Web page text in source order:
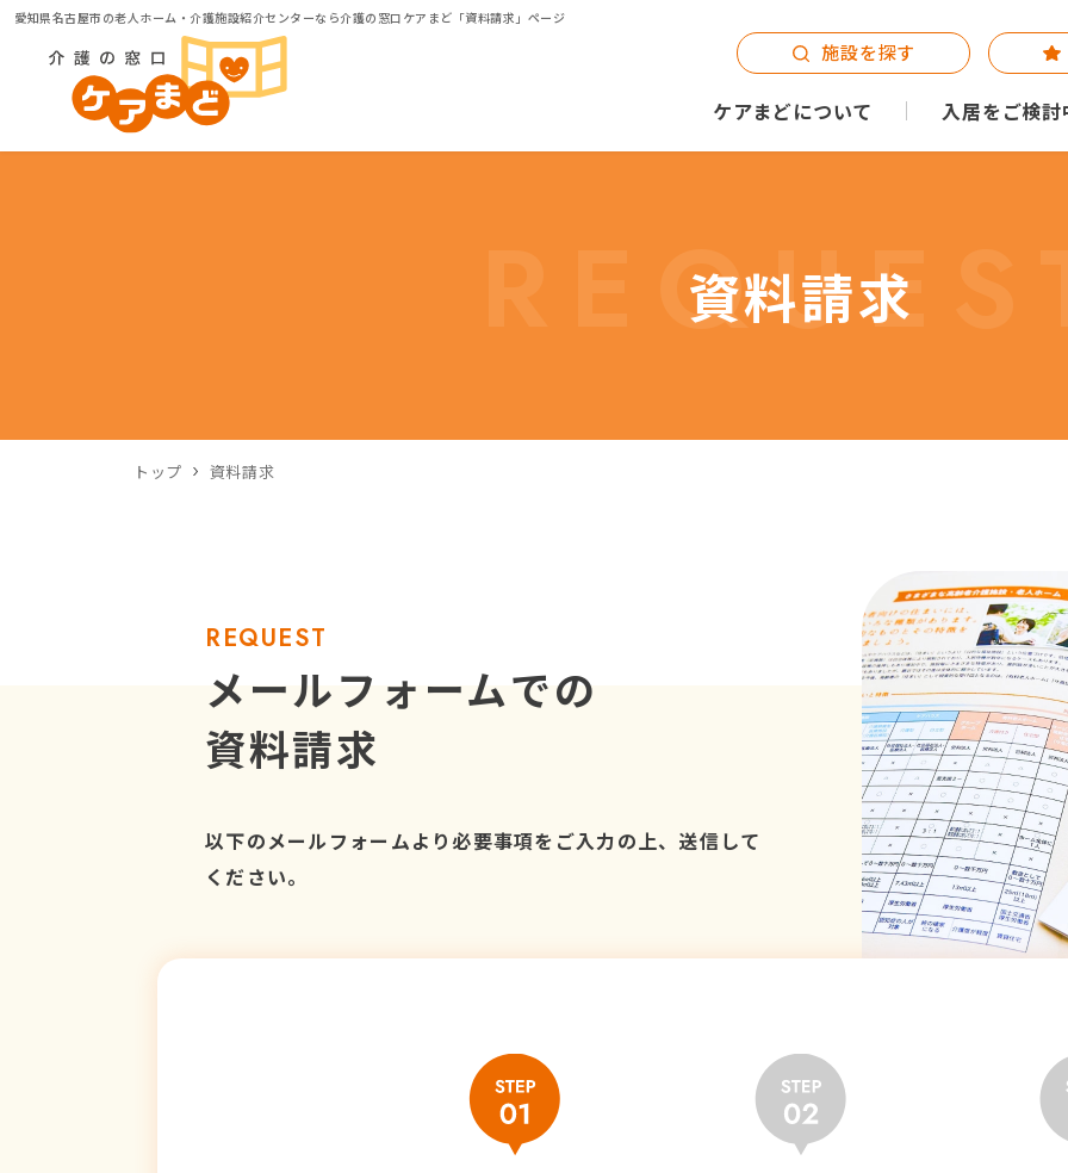
愛知県名古屋市の老人ホーム・介護施設紹介センターなら介護の窓口ケアまど「資料請求」ページ
ケアまどについて 入居をご検
施設を探す
資料請求
トップ 資料請求
REQUEST
メールフォームでの
資料請求
以下のメールフォームより必要事項をご入力の上、送信して
ください。